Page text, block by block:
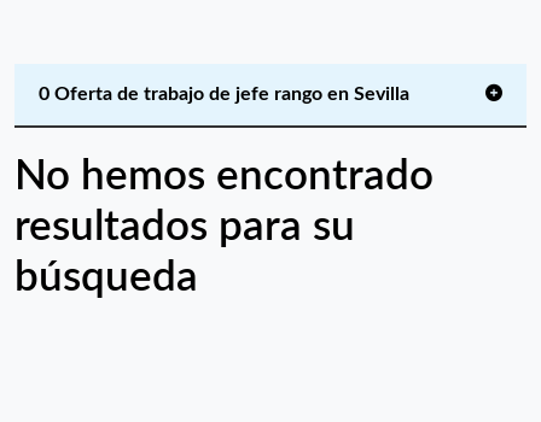
0 Oferta de trabajo de jefe rango en Sevilla
No hemos encontrado
resultados para su
búsqueda